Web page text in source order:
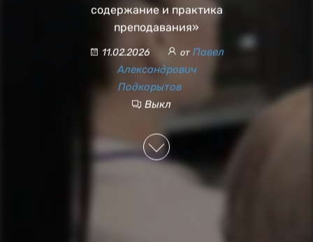
содержание и практика
преподавания»
11.02.2026 от Павел
Александрович
Подкорытов
Выкл